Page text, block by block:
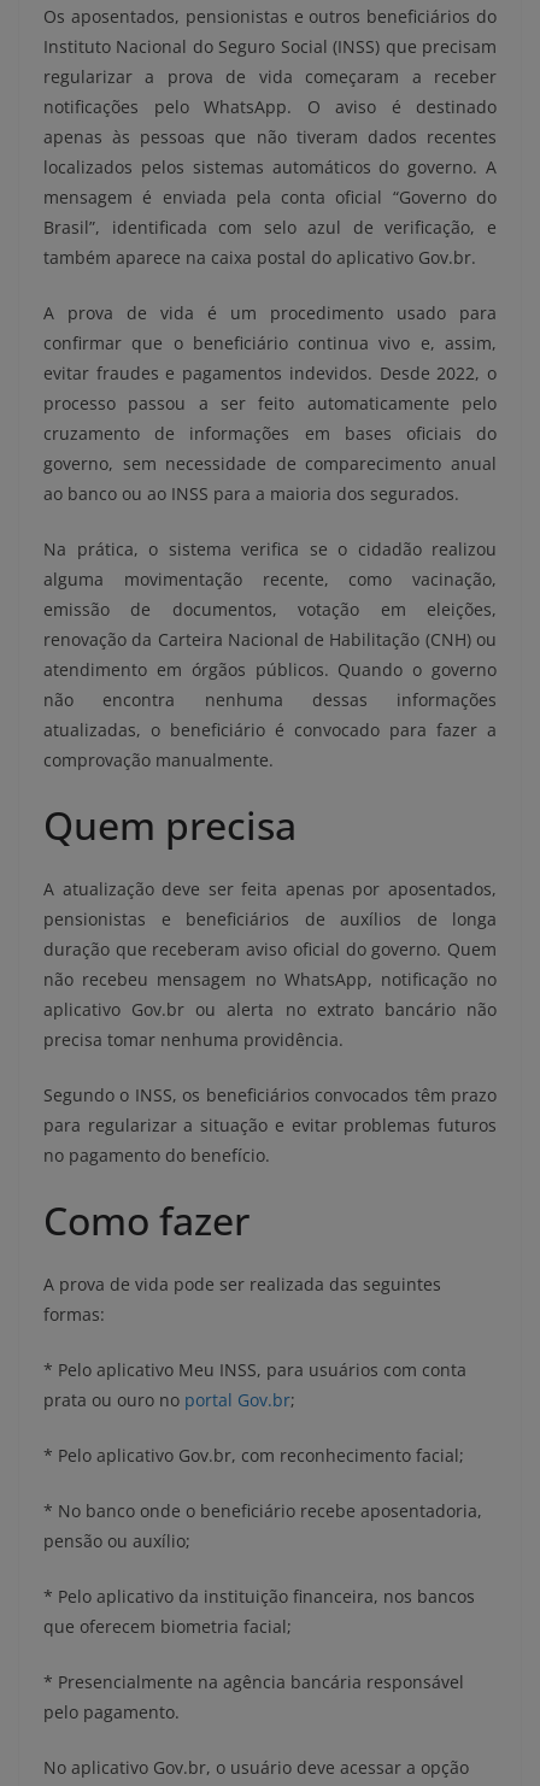
Os aposentados, pensionistas e outros beneficiários do
Instituto Nacional do Seguro Social (INSS) que precisam
regularizar a prova de vida começaram a receber
notificações pelo WhatsApp. O aviso é destinado
apenas às pessoas que não tiveram dados recentes
localizados pelos sistemas automáticos do governo. A
mensagem é enviada pela conta oficial “Governo do
Brasil”, identificada com selo azul de verificação, e
também aparece na caixa postal do aplicativo Gov.br.
A prova de vida é um procedimento usado para
confirmar que o beneficiário continua vivo e, assim,
evitar fraudes e pagamentos indevidos. Desde 2022, o
processo passou a ser feito automaticamente pelo
cruzamento de informações em bases oficiais do
governo, sem necessidade de comparecimento anual
ao banco ou ao INSS para a maioria dos segurados.
Na prática, o sistema verifica se o cidadão realizou
alguma movimentação recente, como vacinação,
emissão de documentos, votação em eleições,
renovação da Carteira Nacional de Habilitação (CNH) ou
atendimento em órgãos públicos. Quando o governo
não encontra nenhuma dessas informações
atualizadas, o beneficiário é convocado para fazer a
comprovação manualmente.
Quem precisa
A atualização deve ser feita apenas por aposentados,
pensionistas e beneficiários de auxílios de longa
duração que receberam aviso oficial do governo. Quem
não recebeu mensagem no WhatsApp, notificação no
aplicativo Gov.br ou alerta no extrato bancário não
precisa tomar nenhuma providência.
Segundo o INSS, os beneficiários convocados têm prazo
para regularizar a situação e evitar problemas futuros
no pagamento do benefício.
Como fazer
A prova de vida pode ser realizada das seguintes
formas:
* Pelo aplicativo Meu INSS, para usuários com conta
prata ou ouro no portal Gov.br;
* Pelo aplicativo Gov.br, com reconhecimento facial;
* No banco onde o beneficiário recebe aposentadoria,
pensão ou auxílio;
* Pelo aplicativo da instituição financeira, nos bancos
que oferecem biometria facial;
* Presencialmente na agência bancária responsável
pelo pagamento.
No aplicativo Gov.br, o usuário deve acessar a opção